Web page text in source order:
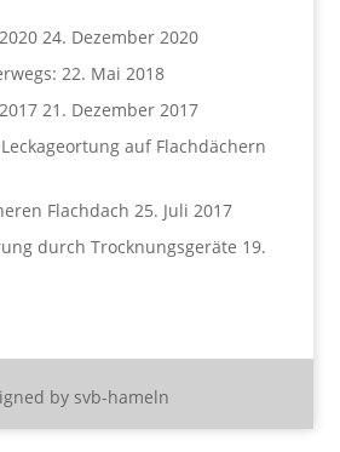
24. Dezember 2020
22. Mai 2018
21. Dezember 2017
auf Flachdächern
Flachdach 25. Juli 2017
durch Trocknungsgeräte 19.
by svb-hameln